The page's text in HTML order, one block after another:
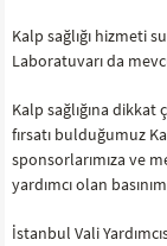
Kalp sağlığı hizmeti
Laboratuvarı da
Kalp sağlığına dikkat
fırsatı bulduğumuz
sponsorlarımıza ve
yardımcı olan
İstanbul Vali